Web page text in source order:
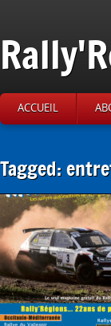
ACCUEIL
Tagged: